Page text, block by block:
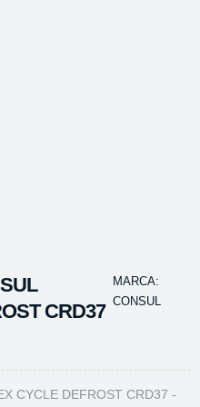
CRD37
MARCA:
CONSUL
CYCLE DEFROST CRD37 -